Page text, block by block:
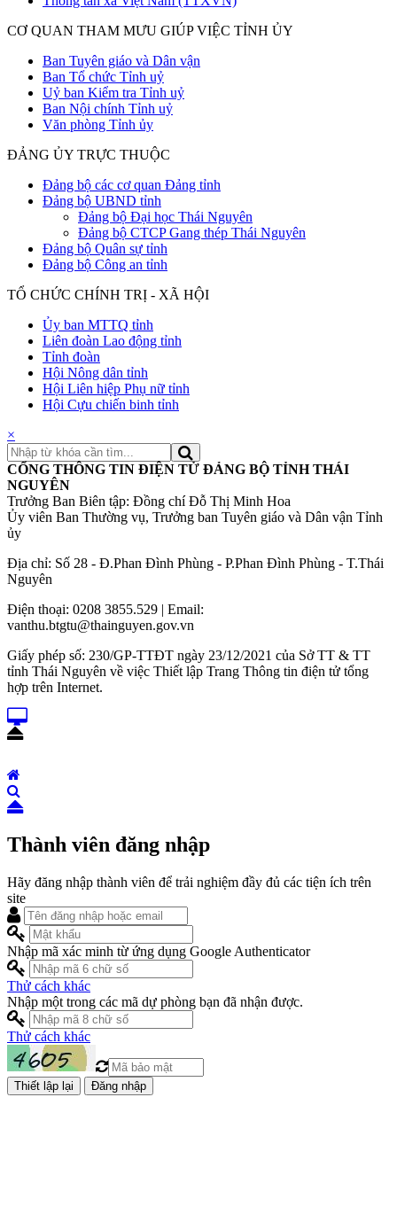
CƠ QUAN THAM MƯU GIÚP VIỆC TỈNH ỦY
Ban Tuyên giáo và Dân vận
Ban Tổ chức Tỉnh uỷ
Uỷ ban Kiểm tra Tỉnh uỷ
Ban Nội chính Tỉnh uỷ
Văn phòng Tỉnh ủy
ĐẢNG ỦY TRỰC THUỘC
Đảng bộ các cơ quan Đảng tỉnh
Đảng bộ UBND tỉnh
Đảng bộ Đại học Thái Nguyên
Đảng bộ CTCP Gang thép Thái Nguyên
Đảng bộ Quân sự tỉnh
Đảng bộ Công an tỉnh
TỔ CHỨC CHÍNH TRỊ - XÃ HỘI
Ủy ban MTTQ tỉnh
Liên đoàn Lao động tỉnh
Tỉnh đoàn
Hội Nông dân tỉnh
Hội Liên hiệp Phụ nữ tỉnh
Hội Cựu chiến binh tỉnh
×
CỔNG THÔNG TIN ĐIỆN TỬ ĐẢNG BỘ TỈNH THÁI
NGUYÊN
Trưởng Ban Biên tập: Đồng chí Đỗ Thị Minh Hoa
Ủy viên Ban Thường vụ, Trưởng ban Tuyên giáo và Dân vận Tỉnh
ủy
Địa chỉ: Số 28 - Đ.Phan Đình Phùng - P.Phan Đình Phùng - T.Thái
Nguyên
Điện thoại: 0208 3855.529 | Email:
vanthu.btgtu@thainguyen.gov.vn
Giấy phép số: 230/GP-TTĐT ngày 23/12/2021 của Sở TT & TT
tỉnh Thái Nguyên về việc Thiết lập Trang Thông tin điện tử tổng
hợp trên Internet.
Thành viên đăng nhập
Hãy đăng nhập thành viên để trải nghiệm đầy đủ các tiện ích trên
site
Nhập mã xác minh từ ứng dụng Google Authenticator
Thử cách khác
Nhập một trong các mã dự phòng bạn đã nhận được.
Thử cách khác
Đăng nhập